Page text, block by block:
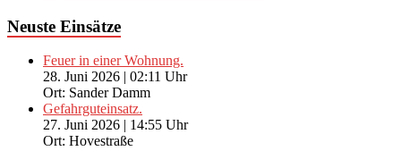
Neuste Einsätze
Feuer in einer Wohnung.
28. Juni 2026 | 02:11 Uhr
Ort: Sander Damm
Gefahrguteinsatz.
27. Juni 2026 | 14:55 Uhr
Ort: Hovestraße